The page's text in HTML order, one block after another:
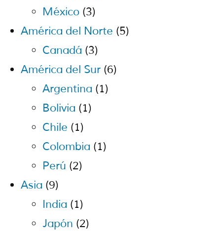
México (3)
América del Norte (5)
Canadá (3)
América del Sur (6)
Argentina (1)
Bolivia (1)
Chile (1)
Colombia (1)
Perú (2)
Asia (9)
India (1)
Japón (2)